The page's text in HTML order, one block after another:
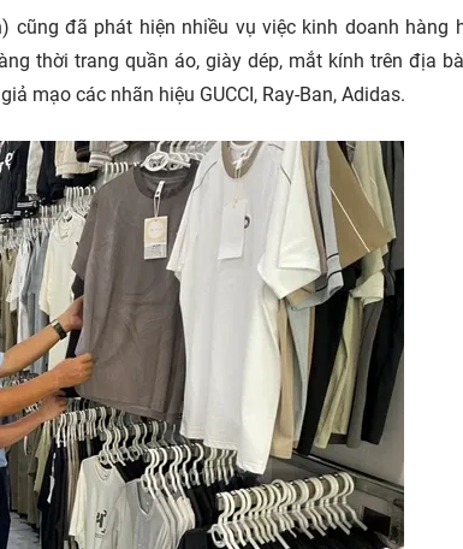
cũng đã phát hiện nhiều vụ việc kinh doanh hàng
thời trang quần áo, giày dép, mắt kính trên địa
mạo các nhãn hiệu GUCCI, Ray-Ban, Adidas.